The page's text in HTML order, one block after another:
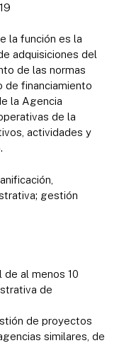
la función es la
adquisiciones del
de las normas
de financiamiento
la Agencia
de la
actividades y
gestión
al menos 10
de
de proyectos
similares, de